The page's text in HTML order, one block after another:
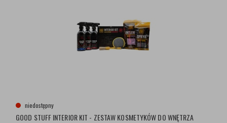
niedostępny
GOOD STUFF INTERIOR KIT - ZESTAW KOSMETYKÓW DO WNĘTRZA